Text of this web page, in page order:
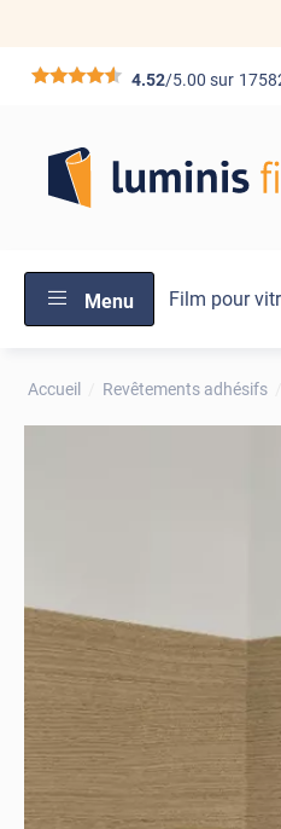
*****4.52/5.00 sur
Menu Film pour
Accueil Revêtements adhésifs